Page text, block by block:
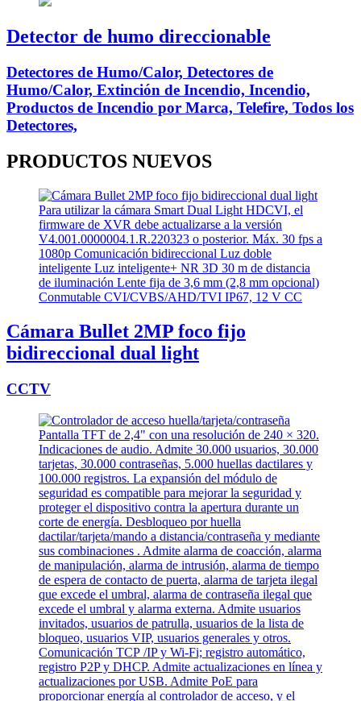
Detector de humo direccionable
Detectores de Humo/Calor, Detectores de
Humo/Calor, Extinción de Incendio, Incendio,
Productos de Incendio por Marca, Telefire, Todos los
Detectores,
PRODUCTOS NUEVOS
Cámara Bullet 2MP foco fijo
bidireccional dual light
CCTV